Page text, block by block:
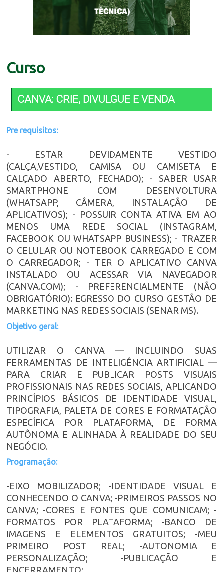
Curso
CANVA: CRIE, DIVULGUE E VENDA
Pre requisitos:
- ESTAR DEVIDAMENTE VESTIDO
(CALÇA,VESTIDO, CAMISA OU CAMISETA E
CALÇADO ABERTO, FECHADO); - SABER USAR
SMARTPHONE COM DESENVOLTURA
(WHATSAPP, CÂMERA, INSTALAÇÃO DE
APLICATIVOS); - POSSUIR CONTA ATIVA EM AO
MENOS UMA REDE SOCIAL (INSTAGRAM,
FACEBOOK OU WHATSAPP BUSINESS); - TRAZER
O CELULAR OU NOTEBOOK CARREGADO E COM
O CARREGADOR; - TER O APLICATIVO CANVA
INSTALADO OU ACESSAR VIA NAVEGADOR
(CANVA.COM); - PREFERENCIALMENTE (NÃO
OBRIGATÓRIO): EGRESSO DO CURSO GESTÃO DE
MARKETING NAS REDES SOCIAIS (SENAR MS).
Objetivo geral:
UTILIZAR O CANVA — INCLUINDO SUAS
FERRAMENTAS DE INTELIGÊNCIA ARTIFICIAL —
PARA CRIAR E PUBLICAR POSTS VISUAIS
PROFISSIONAIS NAS REDES SOCIAIS, APLICANDO
PRINCÍPIOS BÁSICOS DE IDENTIDADE VISUAL,
TIPOGRAFIA, PALETA DE CORES E FORMATAÇÃO
ESPECÍFICA POR PLATAFORMA, DE FORMA
AUTÔNOMA E ALINHADA À REALIDADE DO SEU
NEGÓCIO.
Programação:
-EIXO MOBILIZADOR; -IDENTIDADE VISUAL E
CONHECENDO O CANVA; -PRIMEIROS PASSOS NO
CANVA; -CORES E FONTES QUE COMUNICAM; -
FORMATOS POR PLATAFORMA; -BANCO DE
IMAGENS E ELEMENTOS GRATUITOS; -MEU
PRIMEIRO POST REAL; -AUTONOMIA E
PERSONALIZAÇÃO; -PUBLICAÇÃO E
ENCERRAMENTO;